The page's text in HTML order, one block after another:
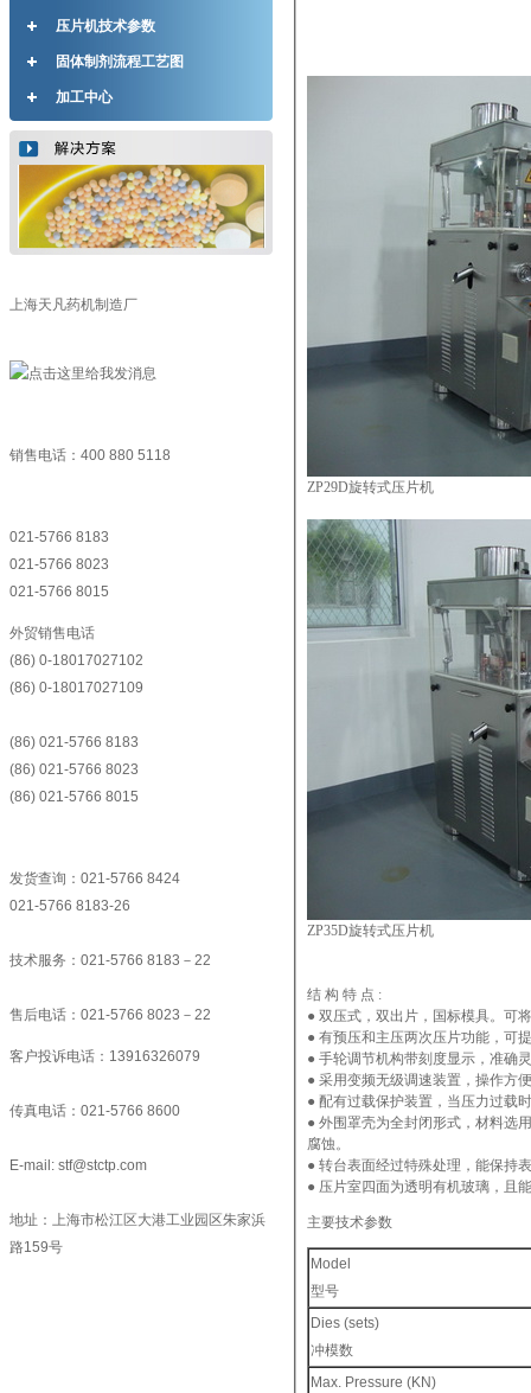
压片机技术参数
固体制剂流程工艺图
加工中心
上海天凡药机制造厂
销售电话：400 880 5118
021-5766 8183
021-5766 8023
021-5766 8015
外贸销售电话
(86) 0-18017027102
(86) 0-18017027109
(86) 021-5766 8183
(86) 021-5766 8023
(86) 021-5766 8015
发货查询：021-5766 8424
021-5766 8183-26
技术服务：021-5766 8183－22
售后电话：021-5766 8023－22
客户投诉电话：13916326079
传真电话：021-5766 8600
E-mail: stf@stctp.com
地址：上海市松江区大港工业园区朱家浜
路159号
ZP29D旋转式压片机
ZP35D旋转式压片机
结 构 特 点 :
● 双压式，双出片，国标模具。可
● 有预压和主压两次压片功能，可
● 手轮调节机构带刻度显示，准确
● 采用变频无级调速装置，操作方
● 配有过载保护装置，当压力过载
● 外围罩壳为全封闭形式，材料选
腐蚀。
● 转台表面经过特殊处理，能保持
● 压片室四面为透明有机玻璃，且
主要技术参数
Model
型号
Dies (sets)
冲模数
Max. Pressure (KN)